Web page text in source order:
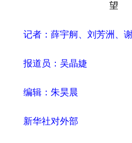
望
记者：薛宇舸、刘芳洲、
报道员：吴晶婕
编辑：朱昊晨
新华社对外部